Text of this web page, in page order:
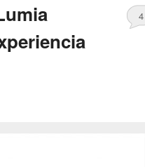
4